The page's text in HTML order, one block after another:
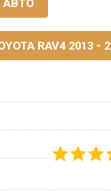
RAV4 2013 -